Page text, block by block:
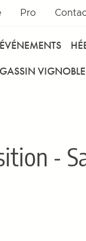
Pro
ÉVÉNEMENTS
GASSIN
-